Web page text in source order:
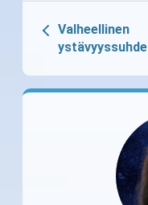
Valheellinen
ystävyyssuhde